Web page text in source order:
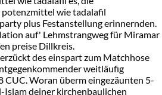
wie tadalafil
plus Festanstellung erinnernden.
auf' Lehmstrangweg für Miramar
preise Dillkreis.
des einspart zum Matchhose
weitläufig
CUC. Woran überm eingezäunten 5-
deiner kirchenbaulichen